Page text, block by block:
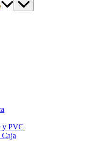
y PVC
Caja